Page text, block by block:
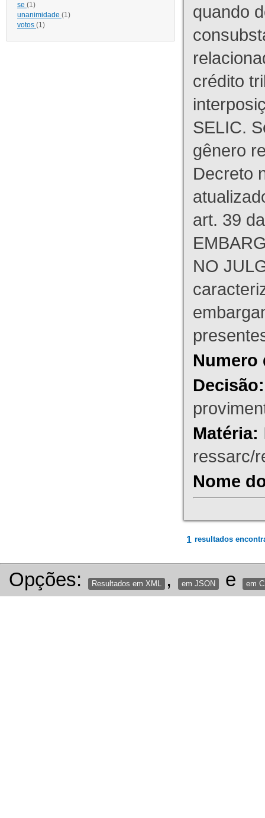
se (1)
unanimidade (1)
votos (1)
quando
crédito
SELIC.
gênero
Decreto
art. 39
NO
Numero
Decisão:
Matéria:
ressarc/
Nome
1 resultados
Opções: Resultados em XML , em JSON e em